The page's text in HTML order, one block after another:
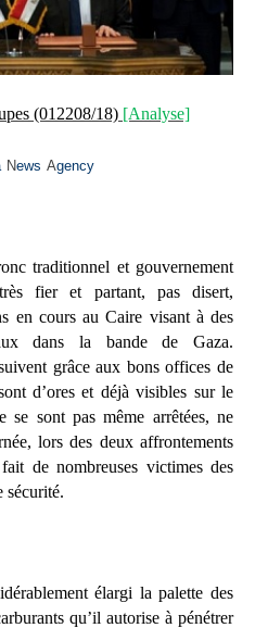
(012208/18) [Analyse]
News Agency
traditionnel et gouvernement
fier et partant, pas disert,
en cours au Caire visant à des
dans la bande de Gaza.
grâce aux bons offices de
d’ores et déjà visibles sur le
se sont pas même arrêtées, ne
lors des deux affrontements
de nombreuses victimes des
sécurité.
élargi la palette des
qu’il autorise à pénétrer